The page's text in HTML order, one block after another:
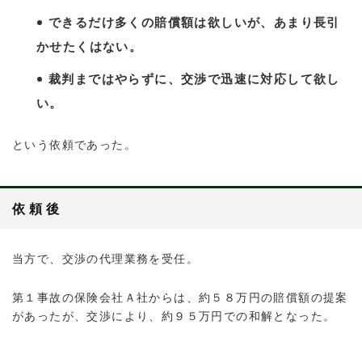
できるだけ多くの賠償額は欲しいが、あまり長引
かせたくはない。
裁判まではやらずに、交渉で迅速に対応して欲し
い。
という依頼であった。
依頼後
当方で、交渉の代理業務を受任。
第１事故の保険会社Ａ社からは、約５８万円の賠償額の提案
があったが、交渉により、約９５万円での和解となった。